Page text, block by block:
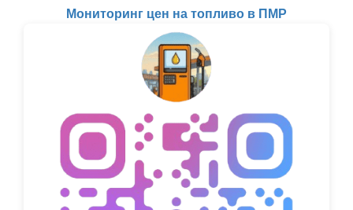
Мониторинг цен на топливо в ПМР